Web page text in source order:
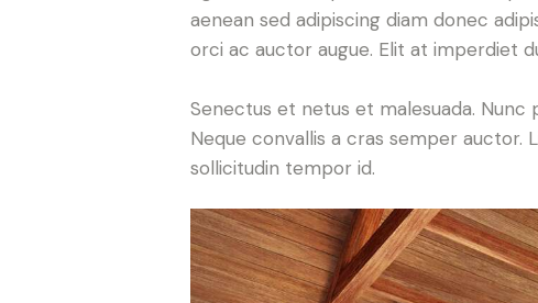
aenean sed adipiscing diam donec
orci ac auctor augue. Elit at imperdiet
Senectus et netus et malesuada. Nunc
Neque convallis a cras semper auctor.
sollicitudin tempor id.